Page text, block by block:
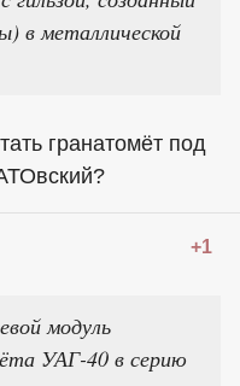
в металлической
гранатомёт под
+1
модуль
УАГ-40 в серию